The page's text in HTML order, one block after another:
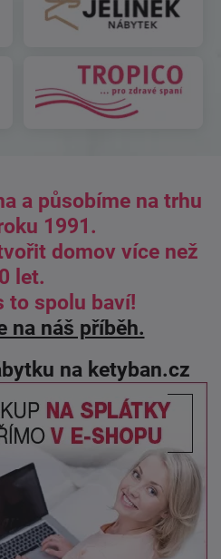
a působíme na trhu
1991.
domov více než
let.
to spolu baví!
na náš příběh.
na ketyban.cz